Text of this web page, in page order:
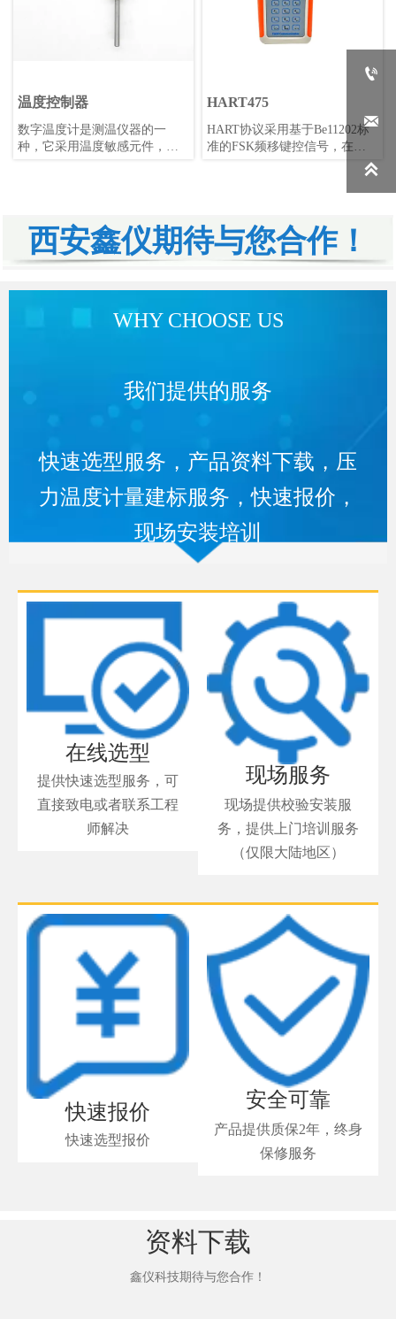
温度控制器
数字温度计是测温仪器的一
种，它采用温度敏感元件，如
数转换电路即AD转换电路将模
拟信号转换为数字信号，再由
处理单元如单片机或PC机等进
确度高、稳定性好、适用范围
广等优点，广泛应用于各类工
HART475
HART协议采用基于Be11202标
准的FSK频移键控信号，在低
频的4-20mA模拟信号上叠加幅
度为0.5mA的音频数字信号进行
双向数字通讯，数据传输率为
西安鑫仪期待与您合作！
WHY CHOOSE US
我们提供的服务
快速选型服务，产品资料下载，压
力温度计量建标服务，快速报价，
现场安装培训
在线选型
提供快速选型服务，可
直接致电或者联系工程
师解决
现场服务
现场提供校验安装服
务，提供上门培训服务
（仅限大陆地区）
快速报价
快速选型报价
安全可靠
产品提供质保2年，终身
保修服务
资料下载
鑫仪科技期待与您合作！


